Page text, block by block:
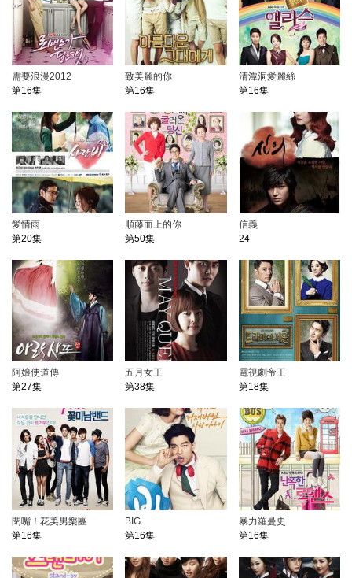
需要浪漫2012
第16集
致美麗的你
第16集
清潭洞愛麗絲
第16集
愛情雨
第20集
順藤而上的你
第50集
信義
24
阿娘使道傳
第27集
五月女王
第38集
電視劇帝王
第18集
閉嘴！花美男樂團
第16集
BIG
第16集
暴力羅曼史
第16集